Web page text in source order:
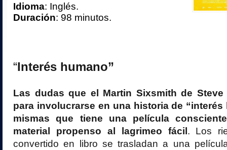
Idioma: Inglés.
Duración: 98 minutos.
“Interés humano”
Las dudas que el Martin Sixsmith de Steve
para involucrarse en una historia de “interés
mismas que tiene una película
material propenso al lagrimeo fácil. Los
convertido en libro se trasladan a una